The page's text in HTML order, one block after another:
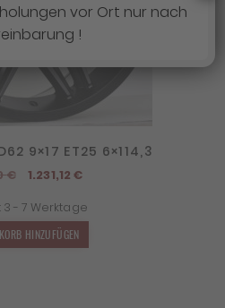
9×17 ET25 6×114,3
€
Ursprünglicher
war:
1.399,00 €
1.231,12€Aktueller
ist:
3 - 7 Werktage
HINZUFÜGEN
vor Ort nur nach
!